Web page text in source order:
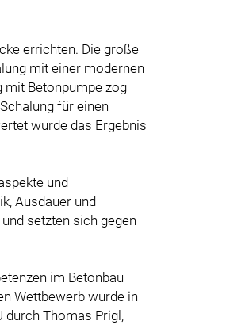
errichten. Die große
mit einer modernen
mit Betonpumpe zog
für einen
wurde das Ergebnis
und
Ausdauer und
setzten sich gegen
im Betonbau
Wettbewerb wurde in
durch Thomas Prigl,